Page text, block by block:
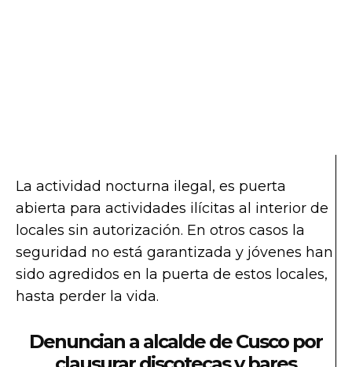
La actividad nocturna ilegal, es puerta
abierta para actividades ilícitas al interior de
locales sin autorización. En otros casos la
seguridad no está garantizada y jóvenes han
sido agredidos en la puerta de estos locales,
hasta perder la vida.
Denuncian a alcalde de Cusco por